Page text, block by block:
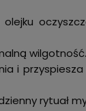
wilgotność.
i
rytuał